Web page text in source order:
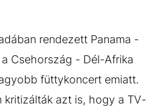
rendezett Panama -
Csehország - Dél-Afrika
füttykoncert emiatt.
kritizálták azt is, hogy a TV-